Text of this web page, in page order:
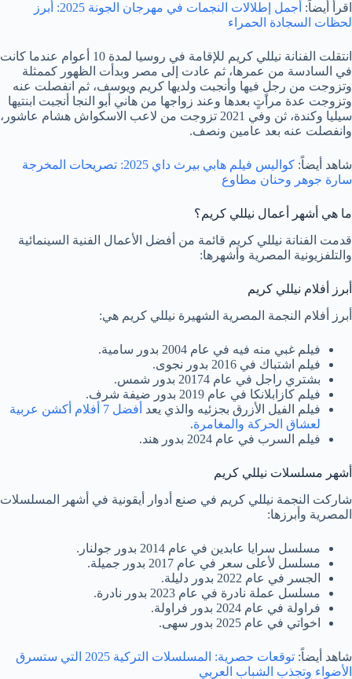
اقرأ أيضاً:
أجمل إطلالات النجمات في مهرجان الجونة 2025: أبرز
لحظات السجادة الحمراء
انتقلت الفنانة نيللي كريم للإقامة في روسيا لمدة 10 أعوام عندما كانت
في السادسة من عمرها، ثم عادت إلى مصر وبدأت الظهور كممثلة
وتزوجت من رجلٍ فيها وأنجبت ولديها كريم ويوسف، ثم انفصلت عنه
وتزوجت عدة مراتٍ بعدها وعند زواجها من هاني أبو النجا أنجبت ابنتيها
سيليا وكندة، ثن وفي 2021 تزوجت من لاعب الاسكواش هشام عاشور،
وانفصلت عنه بعد عامين ونصف.
شاهد أيضاً:
كواليس فيلم هابي بيرث داي 2025: تصريحات المخرجة
سارة جوهر وحنان مطاوع
ما هي أشهر أعمال نيللي كريم؟
قدمت الفنانة نيللي كريم قائمة من أفضل الأعمال الفنية السينمائية
والتلفزيونية المصرية وأشهرها:
أبرز أفلام نيللي كريم
أبرز أفلام النجمة المصرية الشهيرة نيللي كريم هي:
فيلم غبي منه فيه في عام 2004 بدور سامية.
فيلم اشتباك في 2016 بدور نجوى.
بشتري راجل في عام 20174 بدور شمس.
فيلم كازابلانكا في عام 2019 بدور ضيفة شرف.
فيلم الفيل الأزرق بجزئيه والذي يعد
أفضل 7 أفلام أكشن عربية
لعشاق الحركة والمغامرة.
فيلم السرب في عام 2024 بدور هند.
أشهر مسلسلات نيللي كريم
شاركت النجمة نيللي كريم في صنع أدوار أيقونية في أشهر المسلسلات
المصرية وأبرزها:
مسلسل سرايا عابدين في عام 2014 بدور جولنار.
مسلسل لأعلى سعر في عام 2017 بدور جميلة.
الجسر في عام 2022 بدور دليلة.
مسلسل عملة نادرة في عام 2023 بدور نادرة.
فراولة في عام 2024 بدور فراولة.
اخواتي في عام 2025 بدور سهى.
شاهد أيضاً:
توقعات حصرية: المسلسلات التركية 2025 التي ستسرق
الأضواء وتجذب الشباب العربي